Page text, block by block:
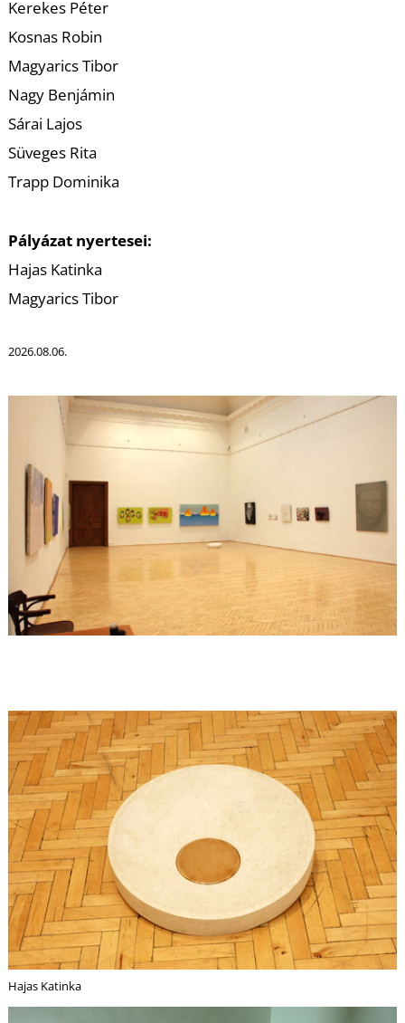
Hajas Katinka
Kerekes Péter
Kosnas Robin
Magyarics Tibor
Nagy Benjámin
Sárai Lajos
Süveges Rita
Trapp Dominika
Pályázat nyertesei:
Hajas Katinka
Magyarics Tibor
2026.08.06.